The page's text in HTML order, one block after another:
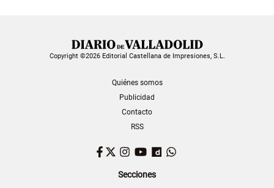
Copyright ©2026 Editorial Castellana de Impresiones, S.L.
Quiénes somos
Publicidad
Contacto
RSS
Facebook
TwitterInstagram
YouTubeDailymotion
Secciones